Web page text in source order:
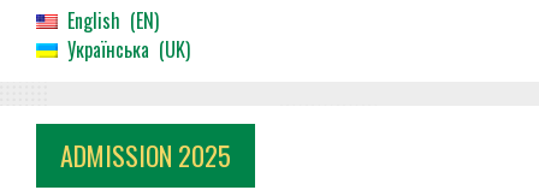
English
EN
Українська
UK
ADMISSION 2025